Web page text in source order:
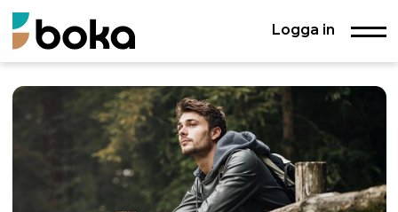
Logga in